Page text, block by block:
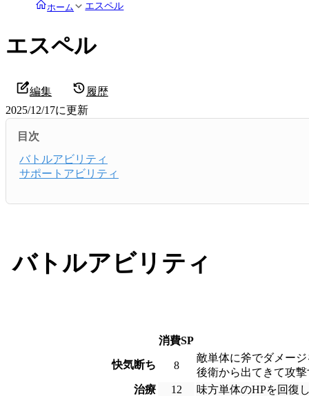
ホーム エスペル
エスペル
編集
履歴
2025/12/17に更新
目次
バトルアビリティ
サポートアビリティ
バトルアビリティ
消費SP
快気断ち 8
敵単体に斧でダメー
後衛から出てきて攻
治療
12
味方単体のHPを回復